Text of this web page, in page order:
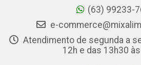
(63) 99233-
e-
Atendimento de segunda a
12h e das 13h30